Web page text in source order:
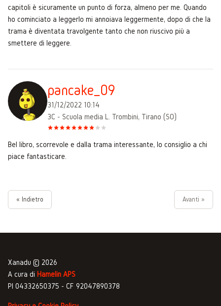
capitoli è sicuramente un punto di forza, almeno per me. Quando
ho cominciato a leggerlo mi annoiava leggermente, dopo di che la
trama è diventata travolgente tanto che non riuscivo più a
smettere di leggere.
pancake_09
31/12/2022 10:14
3C - Scuola media L. Trombini, Tirano (SO)
Bel libro, scorrevole e dalla trama interessante, lo consiglio a chi
piace fantasticare.
« Indietro Avanti »
Xanadu © 2026
A cura di Hamelin APS
PI 04332650375 - CF 92047890378